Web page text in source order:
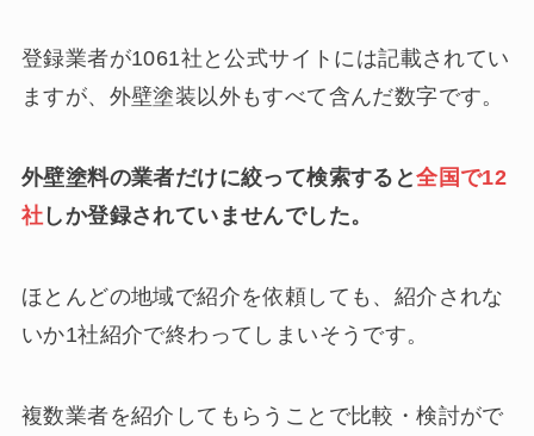
登録業者が1061社と公式サイトには記載されてい
ますが、外壁塗装以外もすべて含んだ数字です。
外壁塗料の業者だけに絞って検索すると全国で12
社 しか登録されていませんでした。
ほとんどの地域で紹介を依頼しても、紹介されな
いか1社紹介で終わってしまいそうです。
複数業者を紹介してもらうことで比較・検討がで